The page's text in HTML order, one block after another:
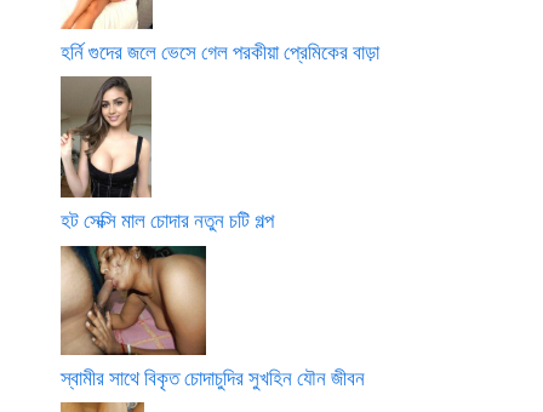
হর্নি গুদের জলে ভেসে গেল পরকীয়া প্রেমিকের বাড়া
হট সেক্সি মাল চোদার নতুন চটি গল্প
স্বামীর সাথে বিকৃত চোদাচুদির সুখহিন যৌন জীবন